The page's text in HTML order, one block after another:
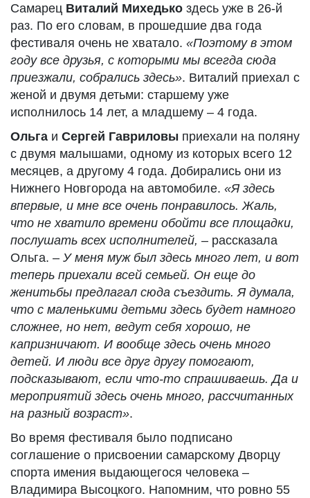
Самарец Виталий Михедько здесь уже в 26-й
раз. По его словам, в прошедшие два года
фестиваля очень не хватало. «Поэтому в этом
году все друзья, с которыми мы всегда сюда
приезжали, собрались здесь». Виталий приехал с
женой и двумя детьми: старшему уже
исполнилось 14 лет, а младшему – 4 года.
Ольга и Сергей Гавриловы приехали на поляну
с двумя малышами, одному из которых всего 12
месяцев, а другому 4 года. Добирались они из
Нижнего Новгорода на автомобиле. «Я здесь
впервые, и мне все очень понравилось. Жаль,
что не хватило времени обойти все площадки,
послушать всех исполнителей, – рассказала
Ольга. – У меня муж был здесь много лет, и вот
теперь приехали всей семьей. Он еще до
женитьбы предлагал сюда съездить. Я думала,
что с маленькими детьми здесь будет намного
сложнее, но нет, ведут себя хорошо, не
капризничают. И вообще здесь очень много
детей. И люди все друг другу помогают,
подсказывают, если что-то спрашиваешь. Да и
мероприятий здесь очень много, рассчитанных
на разный возраст».
Во время фестиваля было подписано
соглашение о присвоении самарскому Дворцу
спорта имения выдающегося человека –
Владимира Высоцкого. Напомним, что ровно 55